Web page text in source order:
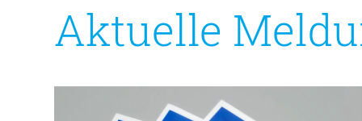
Aktuelle